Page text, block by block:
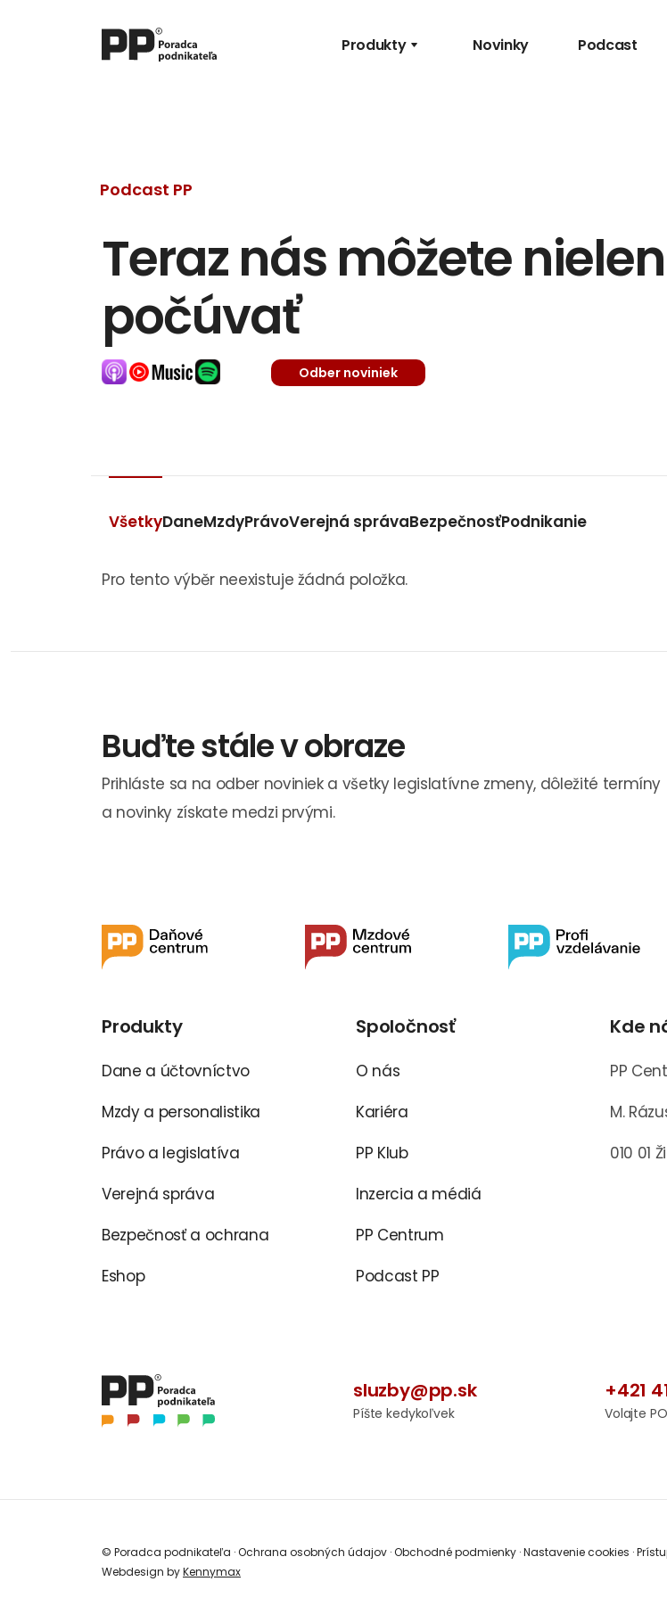
Produkty Novinky Podcast
Podcast PP
Teraz nás môžete
počúvať
Odber noviniek
VšetkyDaneMzdyPrávoVerejná správaBezpečnosťPodnikanie
Pro tento výběr neexistuje žádná položka.
Buďte stále v obraze
Prihláste sa na odber noviniek a všetky legislatívne zmeny, dôležité termíny
a novinky získate medzi prvými.
Produkty
Dane a účtovníctvo
Mzdy a personalistika
Právo a legislatíva
Verejná správa
Bezpečnosť a ochrana
Eshop
Spoločnosť
O nás
Kariéra
PP Klub
Inzercia a médiá
PP Centrum
Podcast PP
Kde
PP
M.
010 01
sluzby@pp.sk
Píšte kedykoľvek
+421
Volajte
© Poradca podnikateľa ·Ochrana osobných údajov ·Obchodné podmienky ·Nastavenie cookies ·
Webdesign byKennymax